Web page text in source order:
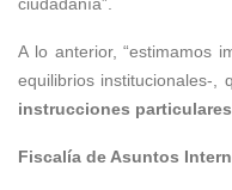
ciudadanía”.
A lo anterior, “estimamos
equilibrios institucionales-,
instrucciones particulares
Fiscalía de Asuntos